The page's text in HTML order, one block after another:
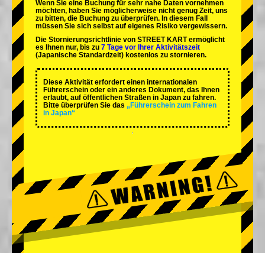
Wenn Sie eine Buchung für sehr nahe Daten vornehmen
möchten, haben Sie möglicherweise nicht genug Zeit, uns
zu bitten, die Buchung zu überprüfen. In diesem Fall
müssen Sie sich selbst auf eigenes Risiko vergewissern.
Die Stornierungsrichtlinie von STREET KART ermöglicht
es Ihnen nur, bis zu 7 Tage vor Ihrer Aktivitätszeit
(Japanische Standardzeit) kostenlos zu stornieren.
Diese Aktivität erfordert einen internationalen
Führerschein oder ein anderes Dokument, das Ihnen
erlaubt, auf öffentlichen Straßen in Japan zu fahren.
Bitte überprüfen Sie das „Führerschein zum Fahren
in Japan“